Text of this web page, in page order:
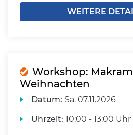
WEITERE
Workshop:
Weihnachten
Datum: Sa. 07.11.2026
Uhrzeit: 10:00 - 13:00 Uhr